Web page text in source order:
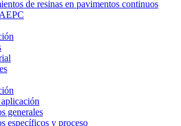
de resinas en pavimentos continuos
generales
específicos y proceso